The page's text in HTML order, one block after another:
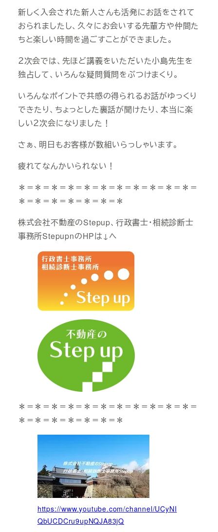
新しく入会された新人さんも活発にお話をされて
おられましたし、久々にお会いする先輩方や仲間た
ちと楽しい時間を過ごすことができました。
２次会では、先ほど講義をいただいた小島先生を
独占して、いろんな疑問質問をぶつけまくり。
いろんなポイントで共感の得られるお話がゆっくり
できたり、ちょっとした裏話が聞けたり、本当に楽
しい２次会になりました！
さぁ、明日もお客様が数組いらっしゃいます。
疲れてなんかいられない！
＊＝＊＝＊＝＊＝＊＝＊＝＊＝＊＝＊＝＊＝＊＝
＊＝＊＝＊＝＊＝＊＝＊＝＊
株式会社不動産のStepup、行政書士・相続診断士
事務所StepupnのHPは↓へ
＊＝＊＝＊＝＊＝＊＝＊＝＊＝＊＝＊＝＊＝＊＝
＊＝＊＝＊＝＊＝＊＝＊＝＊
https://www.youtube.com/channel/UCyNI
QbUCDCru9upNQJA83jQ